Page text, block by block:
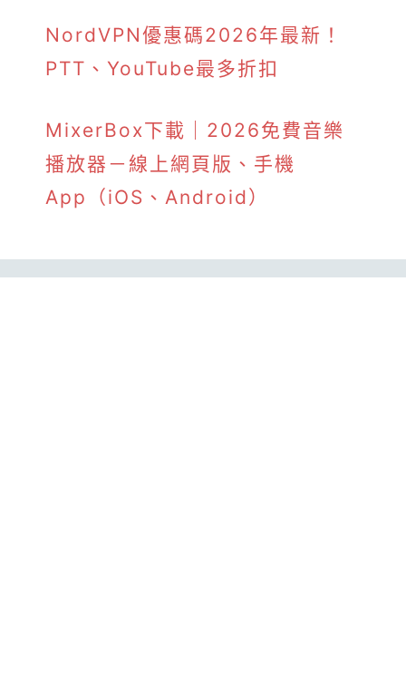
NordVPN優惠碼2026年最新！
PTT、YouTube最多折扣
MixerBox下載｜2026免費音樂
播放器－線上網頁版、手機
App（iOS、Android）